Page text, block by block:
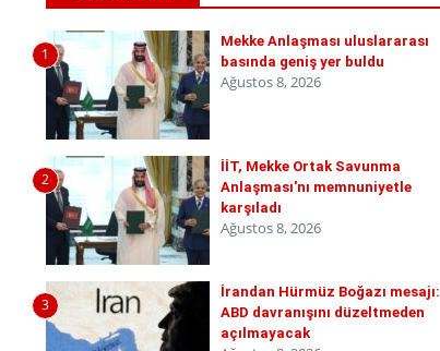
1
Mekke Anlaşması uluslararası
basında geniş yer buldu
Ağustos 8, 2026
2
İİT, Mekke Ortak Savunma
Anlaşması'nı memnuniyetle
karşıladı
Ağustos 8, 2026
3
İrandan Hürmüz Boğazı mesajı:
ABD davranışını düzeltmeden
açılmayacak